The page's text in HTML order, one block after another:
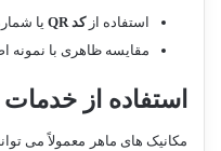
استفاده ازکد
یا
مقایسه ظاهری با نمونه
استفاده از
مکانیک های ماهر معمولاً می